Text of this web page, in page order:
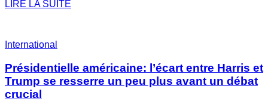
LIRE LA SUITE
International
Présidentielle américaine: l’écart entre Harris et
Trump se resserre un peu plus avant un débat
crucial